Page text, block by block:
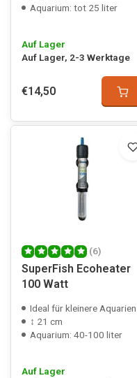
Aquarium: tot 25 liter
Auf Lager
Auf Lager, 2-3 Werktage
€14,50
(6)
SuperFish Ecoheater
100 Watt
Ideal für kleinere Aquarien
↕ 21 cm
Aquarium: 40-100 liter
Auf Lager